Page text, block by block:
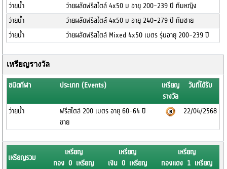
ว่ายน้ำ
ว่ายผลัดฟรีสไตล์ 4x50 ม อายุ 200-239 ปี ทีมหญิง
ว่ายน้ำ
ว่ายผลัดฟรีสไตล์ 4x50 ม อายุ 240-279 ปี ทีมชาย
ว่ายน้ำ
ว่ายผลัดฟรีสไตล์ Mixed 4x50 เมตร รุ่นอายุ 200-239 ปี
เหรียญรางวัล
ชนิดกีฬา ประเภท (Events)
เหรียญ
รางวัล
วันที่ได้รับ
ว่ายน้ำ
ฟรีสไตล์ 200 เมตร อายุ 60-64 ปี
ชาย
22/04/2568
เหรียญรวม
เหรียญ
ทอง 0 เหรียญ
เหรียญ
เงิน 0 เหรียญ
เหรียญ
ทองแดง 1 เหรียญ